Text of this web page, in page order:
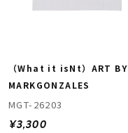
（What it isNt）ART BY
MARKGONZALES
MGT-26203
¥3,300